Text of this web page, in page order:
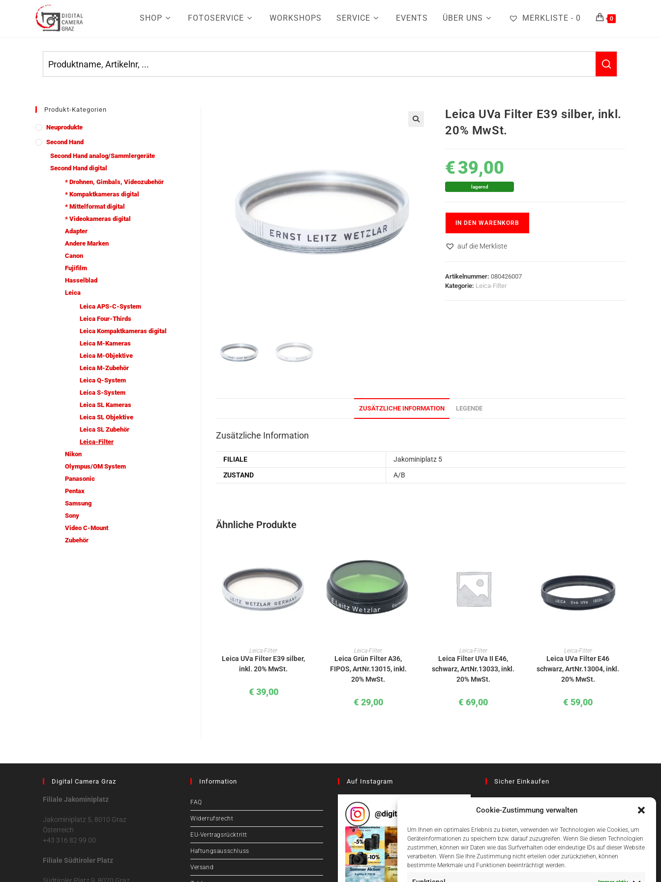
Cookie-Zustimmung verwalten
Um Ihnen ein optimales Erlebnis zu bieten, verwenden wir Technologien wie Cookies, um
Geräteinformationen zu speichern bzw. darauf zuzugreifen. Wenn Sie diesen Technologien
zustimmen, können wir Daten wie das Surfverhalten oder eindeutige IDs auf dieser Website
verarbeiten. Wenn Sie Ihre Zustimmung nicht erteilen oder zurückziehen, können
bestimmte Merkmale und Funktionen beeinträchtigt werden.
SHOP FOTOSERVICE WORKSHOPS SERVICE EVENTS ÜBER UNS MERKLISTE - 0 0
Leica UVa Filter E39 silber, inkl.
20% MwSt.
€39,00
lagernd
IN DEN WARENKORB
auf die Merkliste
Artikelnummer:080426007
Kategorie: Leica-Filter
ZUSÄTZLICHE INFORMATION LEGENDE
Zusätzliche Information
FILIALE
Jakominiplatz 5
ZUSTAND
A/B
Ähnliche Produkte
IN DEN WARENKORB
Leica-Filter
Leica UVa Filter E39 silber,
inkl. 20% MwSt.
€ 39,00
IN DEN WARENKORB
Leica-Filter
Leica Grün Filter A36,
FIPOS, ArtNr.13015, inkl.
20% MwSt.
€ 29,00
IN DEN WARENKORB
Leica-Filter
Leica Filter UVa II E46,
schwarz, ArtNr.13033, inkl.
20% MwSt.
€ 69,00
IN DEN WARENKORB
Leica-Filter
Leica UVa Filter E46
schwarz, ArtNr.13004, inkl.
20% MwSt.
€ 59,00
Produkt-Kategorien
Neuprodukte
Second Hand
Second Hand analog/Sammlergeräte
Second Hand digital
* Drohnen, Gimbals, Videozubehör
* Kompaktkameras digital
* Mittelformat digital
* Videokameras digital
Adapter
Andere Marken
Canon
Fujifilm
Hasselblad
Leica
Leica APS-C-System
Leica Four-Thirds
Leica Kompaktkameras digital
Leica M-Kameras
Leica M-Objektive
Leica M-Zubehör
Leica Q-System
Leica S-System
Leica SL Kameras
Leica SL Objektive
Leica SL Zubehör
Leica-Filter
Nikon
Olympus/OM System
Panasonic
Pentax
Samsung
Sony
Video C-Mount
Zubehör
Digital Camera Graz
Filiale Jakominiplatz
Jakominiplatz 5, 8010 Graz
Österreich
+43 316 82 99 00
Filiale Südtiroler Platz
Südtiroler Platz 9, 8020 Graz
Information
FAQ
Widerrufsrecht
EU-Vertragsrücktritt
Haftungsausschluss
Versand
Auf Instagram
@digitalcameragraz
Sicher Einkaufen
Einfach Online Bezahlen